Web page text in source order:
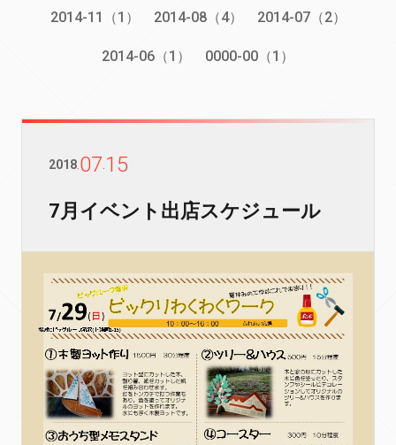
2014-11（1） 2014-08（4） 2014-07（2）
2014-06（1） 0000-00（1）
2018 07 15
7月イベント出店スケジュール